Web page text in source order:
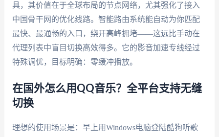
具，其价值在于全球布局的节点网络，尤其强化了接入
中国骨干网的优化线路。智能路由系统能自动为你匹配
最快、最通畅的入口，绕开高峰拥堵——这远比手动在
代理列表中盲目切换高效得多。它的影音加速专线经过
特殊调优，目标明确：零缓冲播放。
在国外怎么用QQ音乐？全平台支持无缝
切换
理想的使用场景是：早上用Windows电脑登陆酷狗听歌